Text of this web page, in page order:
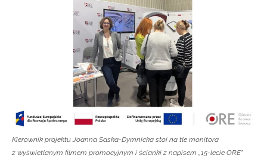
Kierownik projektu Joanna Saska-Dymnicka stoi na tle monitora
z wyświetlanym filmem promocyjnym i ścianki z napisem „15-lecie ORE”